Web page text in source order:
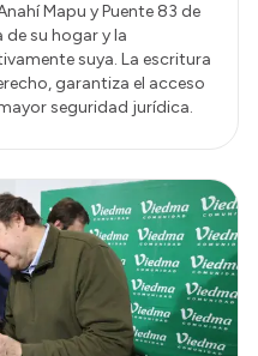
Mapu y Puente 83 de
su hogar y la
suya. La escritura
garantiza el acceso
seguridad jurídica.